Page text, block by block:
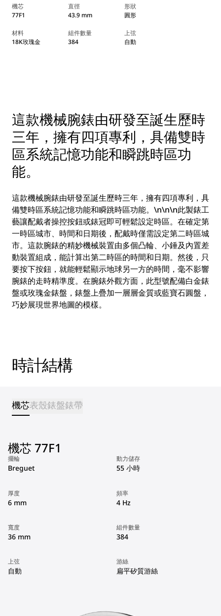
機芯
77F1
直徑
43.9 mm
形狀
圓形
材料
18K玫瑰金
組件數量
384
上弦
自動
這款機械腕錶由研發至誕生歷時
三年，擁有四項專利，具備雙時
區系統記憶功能和瞬跳時區功
能。
這款機械腕錶由研發至誕生歷時三年，擁有四項專利，具
備雙時區系統記憶功能和瞬跳時區功能。\n\n\n此製錶工
藝讓配戴者操控按鈕或錶冠即可輕鬆設定時區。在確定第
一時區城市、時間和日期後，配戴時僅需設定第二時區城
市。這款腕錶的精妙機械裝置由多個凸輪、小錘及內置差
動裝置組成，能計算出第二時區的時間和日期。然後，只
要按下按鈕，就能輕鬆顯示地球另一方的時間，毫不影響
腕錶的走時精準度。在腕錶外觀方面，此型號配備白金錶
盤或玫瑰金錶盤，錶盤上疊加一層層金質或藍寶石圓盤，
巧妙展現世界地圖的模樣。
時計結構
機芯表殼錶盤錶帶
機芯 77F1
擺輪
Breguet
動力儲存
55 小時
厚度
6 mm
頻率
4 Hz
寬度
36 mm
組件數量
384
上弦
自動
游絲
扁平矽質游絲